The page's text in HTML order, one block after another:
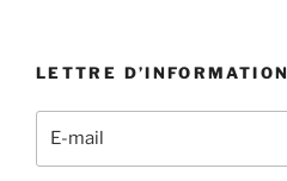
LETTRE D’INFORMATION